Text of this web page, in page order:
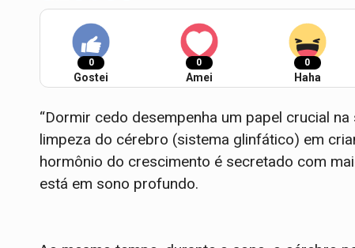
0
Gostei
0
Amei
0
Haha
“Dormir cedo desempenha um papel crucial
limpeza do cérebro (sistema glinfático) em
hormônio do crescimento é secretado com
está em sono profundo.